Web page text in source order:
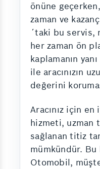
önüne
zaman ve
´taki bu servis,
her zaman ön
kaplamanın
ile aracınızın
değerini
Aracınız için
hizmeti, uzman
sağlanan titiz
mümkündür. Bu
Otomobil,